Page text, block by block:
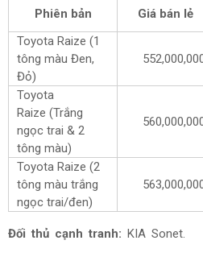
Phiên bản Giá bán lẻ
Toyota Raize (1
tông màu Đen,
Đỏ)
Toyota
Raize (Trắng
ngọc trai & 2
tông màu)
Toyota Raize (2
tông màu trắng
ngọc trai/đen)
Đối thủ cạnh tranh: KIA Sonet.